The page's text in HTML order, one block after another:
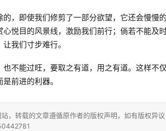
的，即使我们修剪了一部分欲望，它还会慢慢
心悦目的风景线，激励我们前行；倘若不能及
我们寸步难行。
也不能过旺，要取之有道，用之有道。这样不
前进的利器。
，转载的文章遵循原作者的版权声明，如有版权异